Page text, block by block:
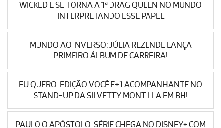
WICKED E SE TORNA A 1ª DRAG QUEEN NO MUNDO
INTERPRETANDO ESSE PAPEL
MUNDO AO INVERSO: JÚLIA REZENDE LANÇA
PRIMEIRO ÁLBUM DE CARREIRA!
EU QUERO: EDIÇÃO VOCÊ E+1 ACOMPANHANTE NO
STAND-UP DA SILVETTY MONTILLA EM BH!
PAULO O APÓSTOLO: SÉRIE CHEGA NO DISNEY+ COM